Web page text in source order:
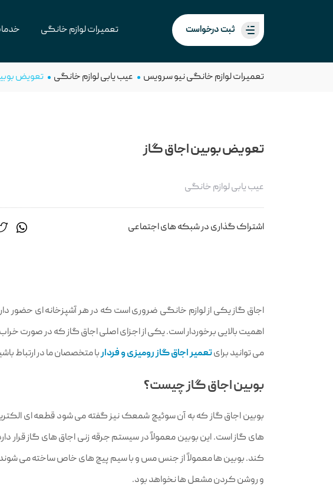
ثبت درخواست تعمیرات لوازم خانگی
تعمیرات لوازم خانگی نیو سرویس عیب یابی لوازم خانگی تعویض
تعویض بوبین اجاق گاز
عیب یابی لوازم خانگی
اشتراک گذاری در شبکه های اجتماعی
اجاق گاز یکی از لوازم خانگی ضروری است که در هر آشپزخانه‌ ای حضور
اهمیت بالایی برخوردار است. یکی از اجزای اصلی اجاق گاز که در صورت
می توانید برایتعمیر اجاق گاز رومیزی و فرداربا متخصصان ما در ارتباط
بوبین اجاق گاز چیست؟
بوبین اجاق گاز که به آن سوئیچ شمعک نیز گفته می‌ شود قطعه‌ ای
های گاز است. این بوبین معمولاً در سیستم جرقه‌ زنی اجاق‌ های گاز
کند. بوبین‌ ها معمولاً از جنس مس و با سیم‌ پیچ‌ های خاص ساخته می‌ شوند تا
و روشن کردن مشعل‌ ها نخواهد بود.